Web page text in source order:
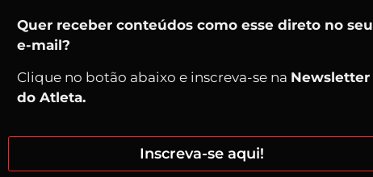
Quer receber conteúdos como esse direto no seu
e-mail?
Clique no botão abaixo e inscreva-se na Newsletter
do Atleta.
Inscreva-se aqui!